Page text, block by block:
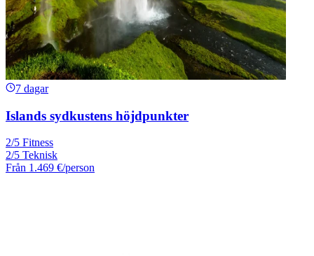
7 dagar
Islands sydkustens höjdpunkter
2/5 Fitness
2/5 Teknisk
Från 1.469 €/person